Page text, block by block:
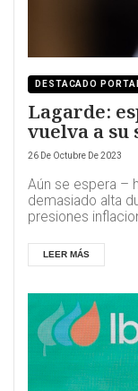
DESTACADO
Lagarde:
vuelva a su
26 De Octubre De 2023
Aún se espera –
demasiado alta
presiones
LEER MÁS